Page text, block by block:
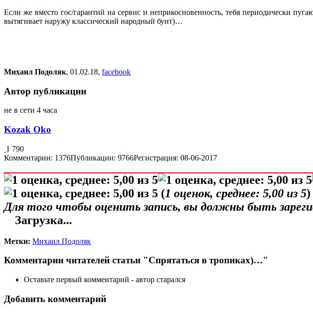
Если же вместо гос/гарантий на сервис и неприкосновенность, тебя периодически
вытягивает наружу классический народный бунт)…
Михаил Подоляк, 01.02.18, facebook
Автор публикации
не в сети 4 часа
Kozak Oko
1 790
Комментарии: 1376Публикации: 9766Регистрация: 08-06-2017
(1 оценок, среднее: 5,00 из 5)
Для того чтобы оценить запись, вы должны быть
Загрузка...
Метки: Михаил Подоляк
Комментарии читателей статьи "Спрятаться в тропиках)…"
Оставьте первый комментарий - автор старался
Добавить комментарий